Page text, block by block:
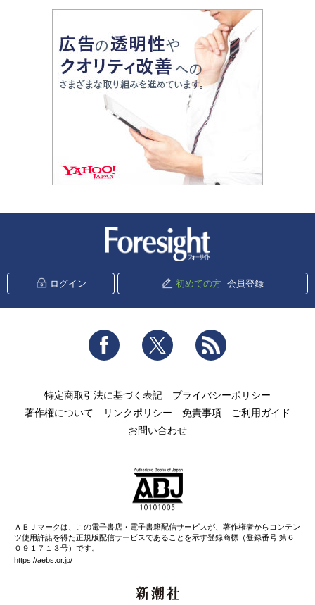
ログイン 初めての方 会員登録
Facebook Twitter
特定商取引法に基づく表記
プライバシーポリシー
著作権について
リンクポリシー 免責事項
ご利用ガイド
お問い合わせ
ＡＢＪマークは、この電子書店・電子書籍配信サービスが、著作権者からコンテン
ツ使用許諾を得た正規版配信サービスであることを示す登録商標（登録番号 第６
０９１７１３号）です。
https://aebs.or.jp/